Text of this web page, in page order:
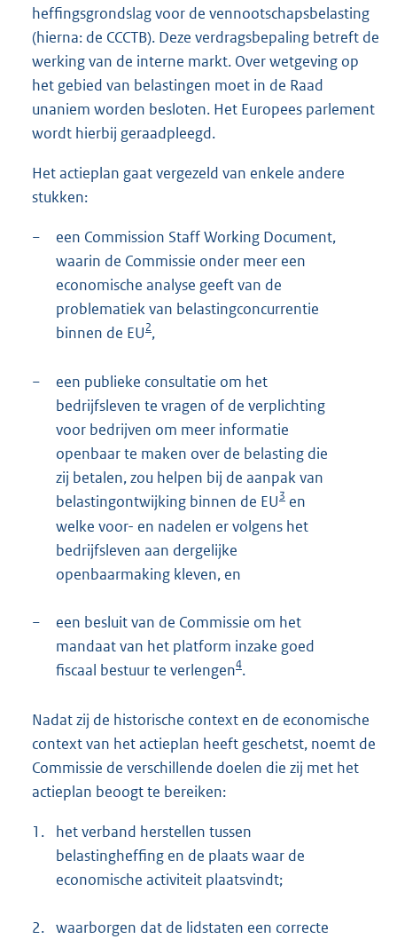
heffingsgrondslag voor de vennootschapsbelasting
(hierna: de CCCTB). Deze verdragsbepaling betreft de
werking van de interne markt. Over wetgeving op
het gebied van belastingen moet in de Raad
unaniem worden besloten. Het Europees parlement
wordt hierbij geraadpleegd.
Het actieplan gaat vergezeld van enkele andere
stukken:
−
een Commission Staff Working Document,
waarin de Commissie onder meer een
economische analyse geeft van de
problematiek van belastingconcurrentie
binnen de EU2,
−
een publieke consultatie om het
bedrijfsleven te vragen of de verplichting
voor bedrijven om meer informatie
openbaar te maken over de belasting die
zij betalen, zou helpen bij de aanpak van
belastingontwijking binnen de EU3 en
welke voor- en nadelen er volgens het
bedrijfsleven aan dergelijke
openbaarmaking kleven, en
−
een besluit van de Commissie om het
mandaat van het platform inzake goed
fiscaal bestuur te verlengen4.
Nadat zij de historische context en de economische
context van het actieplan heeft geschetst, noemt de
Commissie de verschillende doelen die zij met het
actieplan beoogt te bereiken:
1.
het verband herstellen tussen
belastingheffing en de plaats waar de
economische activiteit plaatsvindt;
2. waarborgen dat de lidstaten een correcte